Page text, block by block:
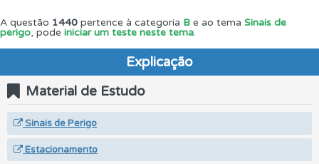
A questão 1440 pertence à categoria B e ao tema Sinais de
perigo, pode iniciar um teste neste tema.
Explicação
Material de Estudo
Sinais de Perigo
Estacionamento